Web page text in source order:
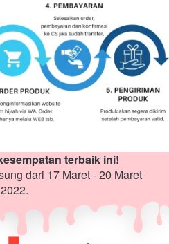
terbaik ini!
dari 17 Maret - 20 Maret
2022.